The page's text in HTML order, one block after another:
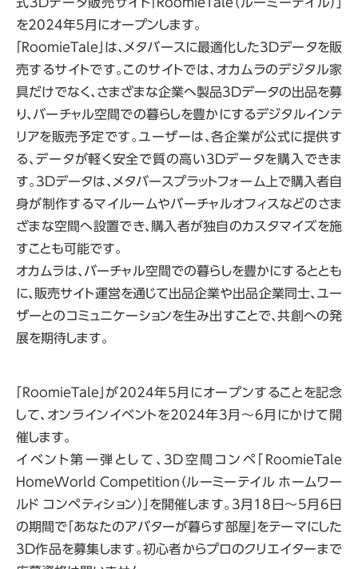
を2024年5月にオープンします。
「RoomieTale」は、メタバースに最適化した3Dデータを販
売するサイトです。このサイトでは、オカムラのデジタル家
具だけでなく、さまざまな企業へ製品3Dデータの出品を募
り、バーチャル空間での暮らしを豊かにするデジタルインテ
リアを販売予定です。ユーザーは、各企業が公式に提供す
る、データが軽く安全で質の高い3Dデータを購入できま
す。3Dデータは、メタバースプラットフォーム上で購入者自
身が制作するマイルームやバーチャルオフィスなどのさま
ざまな空間へ設置でき、購入者が独自のカスタマイズを施
すことも可能です。
オカムラは、バーチャル空間での暮らしを豊かにするととも
に、販売サイト運営を通じて出品企業や出品企業同士、ユー
ザーとのコミュニケーションを生み出すことで、共創への発
展を期待します。
「RoomieTale」が2024年5月にオープンすることを記念
して、オンラインイベントを2024年3月～6月にかけて開
催します。
イベント第一弾として、3D空間コンペ「RoomieTale
HomeWorld Competition（ルーミーテイル ホームワー
ルド コンペティション）」を開催します。3月18日～5月6日
の期間で「あなたのアバターが暮らす部屋」をテーマにした
3D作品を募集します。初心者からプロのクリエイターまで